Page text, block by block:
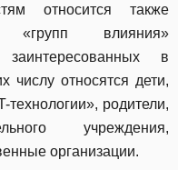
относится также
«групп влияния»
заинтересованных в
числу относятся дети,
родители,
учреждения,
организации.